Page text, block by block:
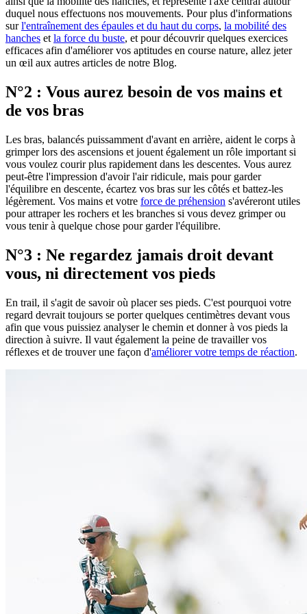
duquel nous effectuons nos mouvements. Pour plus d'informations
surl'entraînement des épaules et du haut du corps, la mobilité des
hanches et la force du buste, et pour découvrir quelques exercices
efficaces afin d'améliorer vos aptitudes en course nature, allez jeter
un œil aux autres articles de notre Blog.
N°2 : Vous aurez besoin de vos mains et
de vos bras
Les bras, balancés puissamment d'avant en arrière, aident le corps à
grimper lors des ascensions et jouent également un rôle important si
vous voulez courir plus rapidement dans les descentes. Vous aurez
peut-être l'impression d'avoir l'air ridicule, mais pour garder
l'équilibre en descente, écartez vos bras sur les côtés et battez-les
légèrement. Vos mains et votre force de préhension s'avéreront utiles
pour attraper les rochers et les branches si vous devez grimper ou
vous tenir à quelque chose pour garder l'équilibre.
N°3 : Ne regardez jamais droit devant
vous, ni directement vos pieds
En trail, il s'agit de savoir où placer ses pieds. C'est pourquoi votre
regard devrait toujours se porter quelques centimètres devant vous
afin que vous puissiez analyser le chemin et donner à vos pieds la
direction à suivre. Il vaut également la peine de travailler vos
réflexes et de trouver une façon d'améliorer votre temps de réaction.